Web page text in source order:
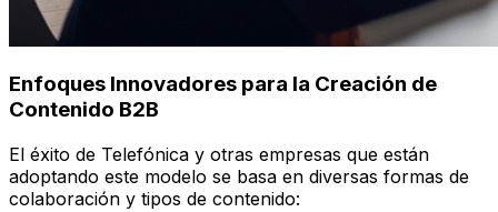
Enfoques Innovadores para la Creación de
Contenido B2B
El éxito de Telefónica y otras empresas que están
adoptando este modelo se basa en diversas formas de
colaboración y tipos de contenido: